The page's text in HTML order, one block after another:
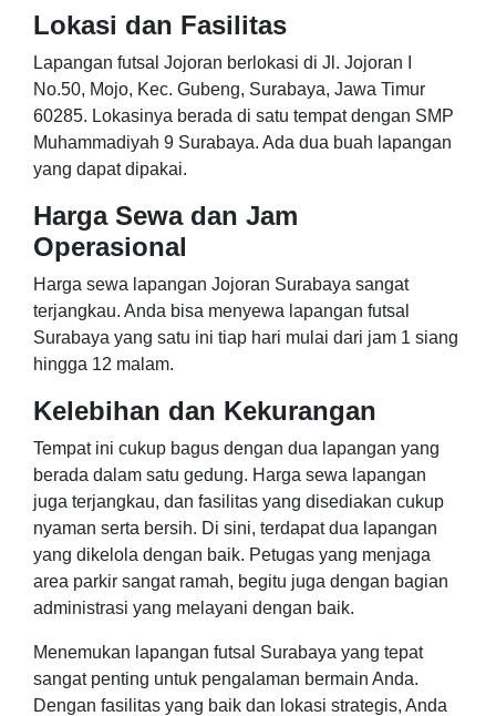
Lokasi dan Fasilitas
Lapangan futsal Jojoran berlokasi di Jl. Jojoran I
No.50, Mojo, Kec. Gubeng, Surabaya, Jawa Timur
60285. Lokasinya berada di satu tempat dengan SMP
Muhammadiyah 9 Surabaya. Ada dua buah lapangan
yang dapat dipakai.
Harga Sewa dan Jam
Operasional
Harga sewa lapangan Jojoran Surabaya sangat
terjangkau. Anda bisa menyewa lapangan futsal
Surabaya yang satu ini tiap hari mulai dari jam 1 siang
hingga 12 malam.
Kelebihan dan Kekurangan
Tempat ini cukup bagus dengan dua lapangan yang
berada dalam satu gedung. Harga sewa lapangan
juga terjangkau, dan fasilitas yang disediakan cukup
nyaman serta bersih. Di sini, terdapat dua lapangan
yang dikelola dengan baik. Petugas yang menjaga
area parkir sangat ramah, begitu juga dengan bagian
administrasi yang melayani dengan baik.
Menemukan lapangan futsal Surabaya yang tepat
sangat penting untuk pengalaman bermain Anda.
Dengan fasilitas yang baik dan lokasi strategis, Anda